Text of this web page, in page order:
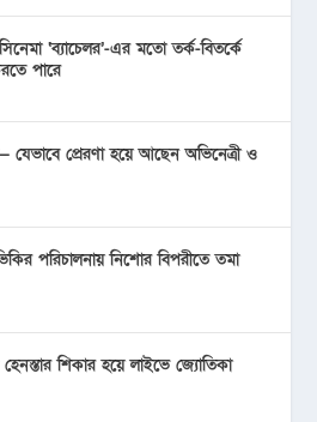
‘ব্যাচেলর’-এর মতো তর্ক-বিতর্কে
পারে
যেভাবে প্রেরণা হয়ে আছেন অভিনেত্রী ও
পরিচালনায় নিশোর বিপরীতে তমা
শিকার হয়ে লাইভে জ্যোতিকা